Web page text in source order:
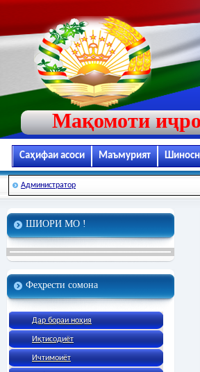
Мақомоти
Саҳифаи асоси Маъмурият
Администратор
ШИОРИ МО !
Феҳрести сомона
Дар бораи ноҳия
Иқтисодиёт
Ичтимоиёт